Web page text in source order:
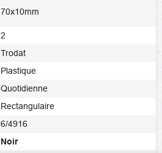
70x10mm
2
Trodat
Plastique
Quotidienne
Rectangulaire
6/4916
Noir